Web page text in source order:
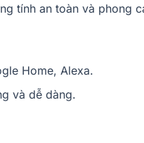
tính an toàn và phong
Home, Alexa.
và dễ dàng.